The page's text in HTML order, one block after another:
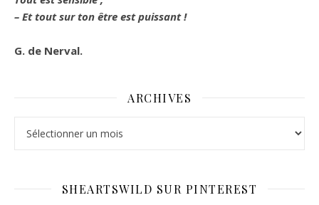
– Et tout sur ton être est puissant !
G. de Nerval.
ARCHIVES
SHEARTSWILD SUR PINTEREST